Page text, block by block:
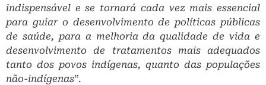
indispensável e se tornará cada vez mais essencial
para guiar o desenvolvimento de políticas públicas
de saúde, para a melhoria da qualidade de vida e
desenvolvimento de tratamentos mais adequados
tanto dos povos indígenas, quanto das populações
não-indígenas”.